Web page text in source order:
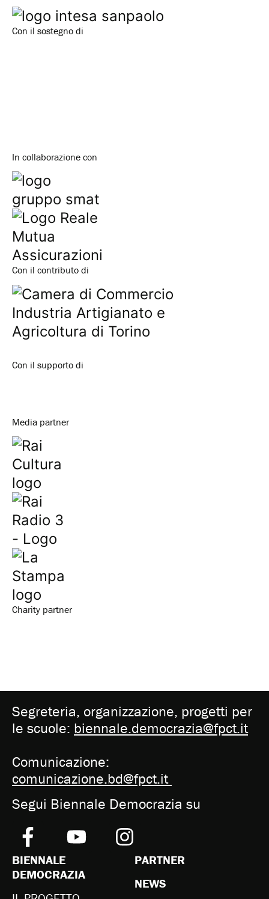
Con il sostegno di
In collaborazione con
Con il contributo di
Con il supporto di
Media partner
Charity partner
Segreteria, organizzazione, progetti per
le scuole: biennale.democrazia@fpct.it
Comunicazione:
comunicazione.bd@fpct.it
Segui Biennale Democrazia su
BIENNALE
DEMOCRAZIA
PARTNER
NEWS